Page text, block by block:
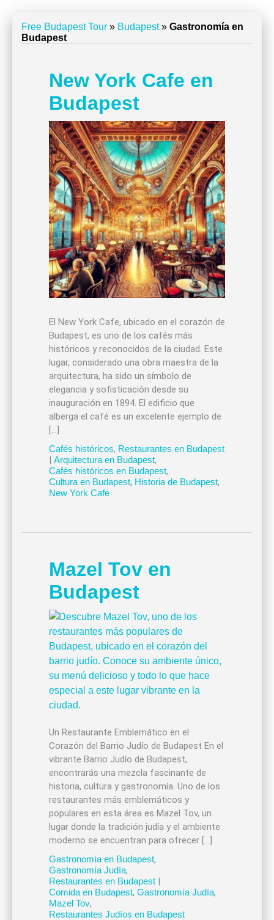
Free Budapest Tour » Budapest» Gastronomía en
Budapest
New York Cafe en
Budapest
El New York Cafe, ubicado en el corazón de
Budapest, es uno de los cafés más
históricos y reconocidos de la ciudad. Este
lugar, considerado una obra maestra de la
arquitectura, ha sido un símbolo de
elegancia y sofisticación desde su
inauguración en 1894. El edificio que
alberga el café es un excelente ejemplo de
[…]
Cafés históricos, Restaurantes en Budapest
| Arquitectura en Budapest,
Cafés históricos en Budapest,
Cultura en Budapest, Historia de Budapest,
New York Cafe
Mazel Tov en
Budapest
Un Restaurante Emblemático en el
Corazón del Barrio Judío de Budapest En el
vibrante Barrio Judío de Budapest,
encontrarás una mezcla fascinante de
historia, cultura y gastronomía. Uno de los
restaurantes más emblemáticos y
populares en esta área es Mazel Tov, un
lugar donde la tradición judía y el ambiente
moderno se encuentran para ofrecer […]
Gastronomía en Budapest,
Gastronomía Judía,
Restaurantes en Budapest|
Comida en Budapest, Gastronomía Judía,
Mazel Tov,
Restaurantes Judíos en Budapest